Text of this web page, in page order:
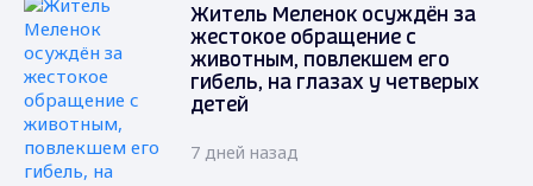
Житель Меленок осуждён за
жестокое обращение с
животным, повлекшем его
гибель, на глазах у четверых
детей
7 дней назад